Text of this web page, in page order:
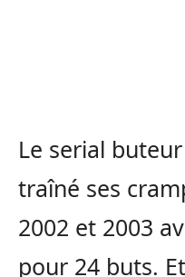
Le serial
traîné ses
2002 et 2003
pour 24 buts.